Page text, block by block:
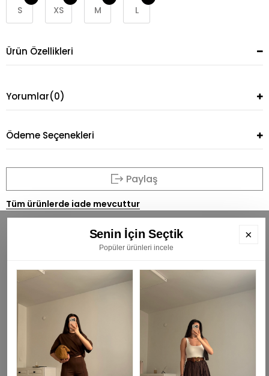
S XS M L
Ürün Özellikleri
Yorumlar(0)
Ödeme Seçenekleri
Paylaş
Tüm ürünlerde iade mevcuttur
BÜLTENİMİZE ÜYE OLUN
Gizlilik Politikası - HAKKIMIZDA -SIKÇA SORULAN SORULAR -
Senin İçin Seçtik
Popüler ürünleri incele
×